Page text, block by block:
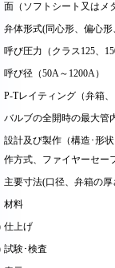
面（ソフトシート又はメ
弁体形式(同心形、偏心
呼び圧力（クラス125、
呼び径（50A～1200A）
P-Tレイティング（弁箱
バルブの全開時の最大管
設計及び製作（構造･形
作方式、ファイヤーセー
主要寸法(口径、弁箱の
材料
仕上げ
試験･検査